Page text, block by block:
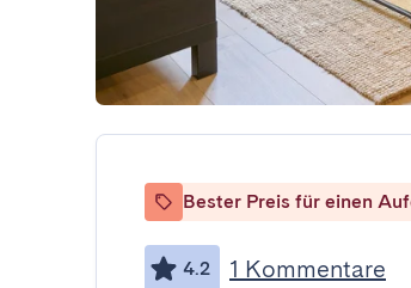
Bester Preis für einen
4.2 1 Kommentare